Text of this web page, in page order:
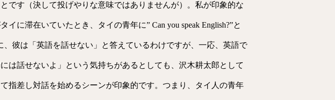
です（決して投げやりな意味ではありませんが）。私が印象的な
に滞在いていたとき、タイの青年に” Can you speak English?”と
、彼は「英語を話せない」と答えているわけですが、一応、英語で
は話せないよ」という気持ちがあるとしても、沢木耕太郎として
指差し対話を始めるシーンが印象的です。つまり、タイ人の青年